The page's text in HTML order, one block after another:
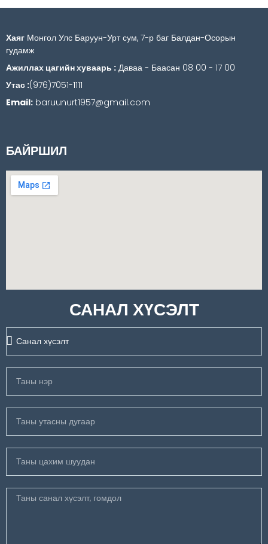
Хаяг Монгол Улс Баруун-Урт сум, 7-р баг Балдан-Осорын
гудамж
Ажиллах цагийн хуваарь : Даваа - Баасан 08 00 - 17 00
Утас :(976)7051-1111
Email: baruunurt1957@gmail.com
БАЙРШИЛ
САНАЛ ХҮСЭЛТ